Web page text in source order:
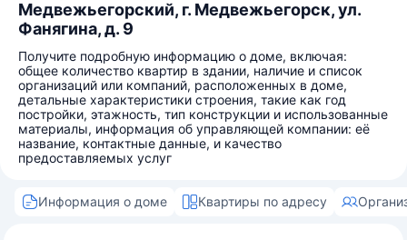
Медвежьегорский, г. Медвежьегорск, ул.
Фанягина, д. 9
Получите подробную информацию о доме, включая:
общее количество квартир в здании, наличие и список
организаций или компаний, расположенных в доме,
детальные характеристики строения, такие как год
постройки, этажность, тип конструкции и использованные
материалы, информация об управляющей компании: её
название, контактные данные, и качество
предоставляемых услуг
Информация о доме Квартиры по адресу